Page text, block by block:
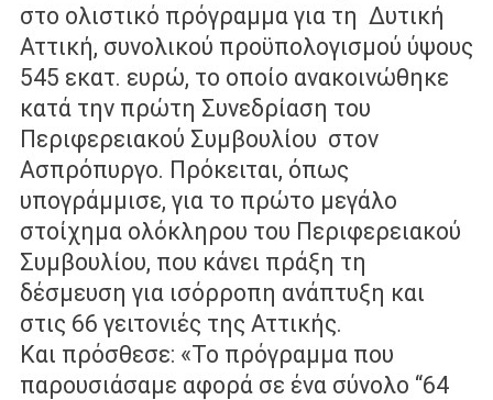
στο ολιστικό πρόγραμμα για τη Δυτική
Αττική, συνολικού προϋπολογισμού ύψους
545 εκατ. ευρώ, το οποίο ανακοινώθηκε
κατά την πρώτη Συνεδρίαση του
Περιφερειακού Συμβουλίου στον
Ασπρόπυργο. Πρόκειται, όπως
υπογράμμισε, για το πρώτο μεγάλο
στοίχημα ολόκληρου του Περιφερειακού
Συμβουλίου, που κάνει πράξη τη
δέσμευση για ισόρροπη ανάπτυξη και
στις 66 γειτονιές της Αττικής.
Και πρόσθεσε: «Το πρόγραμμα που
παρουσιάσαμε αφορά σε ένα σύνολο “64